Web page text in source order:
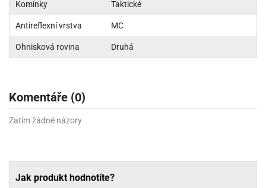
Komínky Taktické
Antireflexní vrstva MC
Ohnisková rovina Druhá
Komentáře (0)
Zatím žádné názory
Jak produkt hodnotíte?